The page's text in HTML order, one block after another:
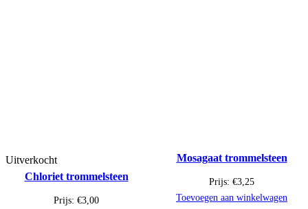
Uitverkocht
Chloriet trommelsteen
Prijs: €3,00
Mosagaat trommelsteen
Prijs: €3,25
Toevoegen aan winkelwagen